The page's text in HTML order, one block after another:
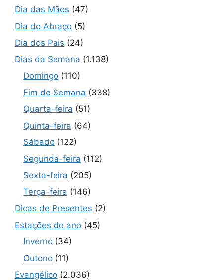
Dia das Mães (47)
Dia do Abraço (5)
Dia dos Pais (24)
Dias da Semana (1.138)
Domingo (110)
Fim de Semana (338)
Quarta-feira (51)
Quinta-feira (64)
Sábado (122)
Segunda-feira (112)
Sexta-feira (205)
Terça-feira (146)
Dicas de Presentes (2)
Estações do ano (45)
Inverno (34)
Outono (11)
Evangélico (2.036)